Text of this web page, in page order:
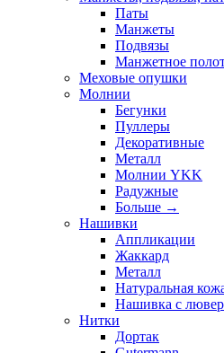
Паты
Манжеты
Подвязы
Манжетное
Меховые опушки
Молнии
Бегунки
Пуллеры
Декоративные
Металл
Молнии YKK
Радужные
Больше →
Нашивки
Аппликации
Жаккард
Металл
Натуральная
Нашивка с
Нитки
Дортак